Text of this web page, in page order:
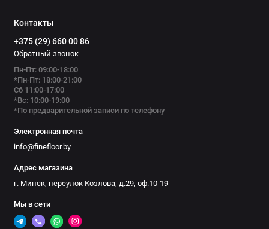
Контакты
+375 (29) 660 00 86
Обратный звонок
Пн-Пт: 09:00-18:00
*Пн-Пт: 18:00-21:00
Сб 11:00-17:00
*Вс: 10:00-19:00
*По предварительной записи по телефону
Электронная почта
info@finefloor.by
Адрес магазина
г. Минск, переулок Козлова, д.29, оф.10-19
Мы в сети